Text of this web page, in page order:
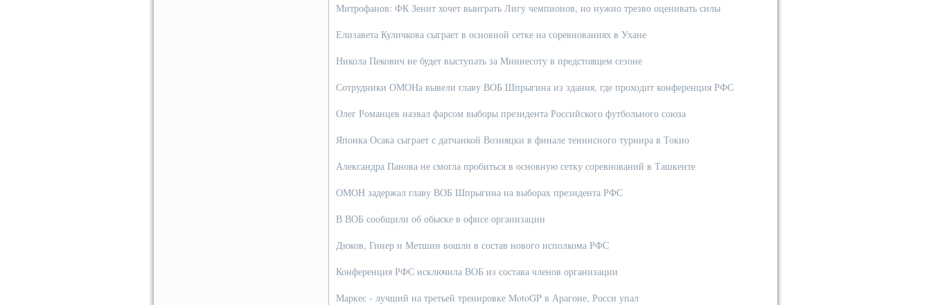
Митрофанов: ФК Зенит хочет выиграть Лигу чемпионов, но нужно трезво оценивать силы
Елизавета Куличкова сыграет в основной сетке на соревнованиях в Ухане
Никола Пекович не будет выступать за Миннесоту в предстоящем сезоне
Сотрудники ОМОНа вывели главу ВОБ Шпрыгина из здания, где проходит конференция РФС
Олег Романцев назвал фарсом выборы президента Российского футбольного союза
Японка Осака сыграет с датчанкой Возняцки в финале теннисного турнира в Токио
Александра Панова не смогла пробиться в основную сетку соревнований в Ташкенте
ОМОН задержал главу ВОБ Шпрыгина на выборах президента РФС
В ВОБ сообщили об обыске в офисе организации
Дюков, Гинер и Метшин вошли в состав нового исполкома РФС
Конференция РФС исключила ВОБ из состава членов организации
Маркес - лучший на третьей тренировке MotoGP в Арагоне, Росси упал